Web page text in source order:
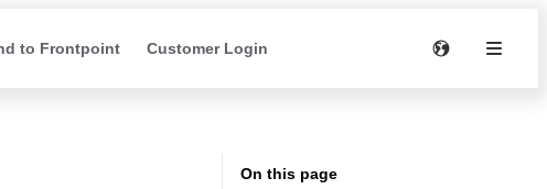
to Frontpoint Customer Login
On this page